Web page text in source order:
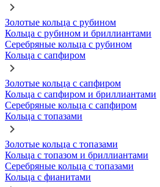
Золотые кольца с рубином
Кольца с рубином и бриллиантами
Серебряные кольца с рубином
Кольца с сапфиром
Золотые кольца с сапфиром
Кольца с сапфиром и бриллиантами
Серебряные кольца с сапфиром
Кольца с топазами
Золотые кольца с топазами
Кольца с топазом и бриллиантами
Серебряные кольца с топазами
Кольца с фианитами